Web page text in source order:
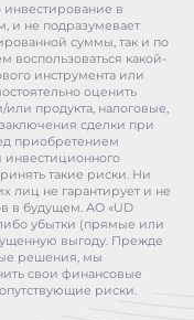
инвестирование в
и не подразумевает
суммы, так и по
воспользоваться какой-
инструмента или
оценить
продукта, налоговые,
сделки при
приобретением
инвестиционного
такие риски. Ни
лиц не гарантирует и не
в будущем. АО «UD
либо убытки (прямые или
выгоду. Прежде
решения, мы
свои финансовые
риски.